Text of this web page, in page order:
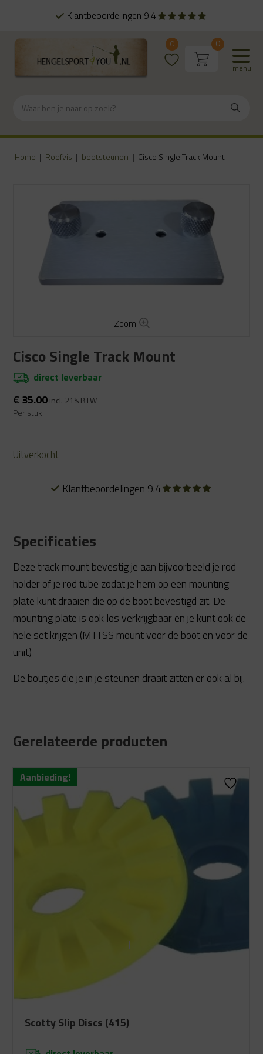
Klantbeoordelingen 9.4
menu
0 0
Home | Roofvis | bootsteunen | Cisco Single Track Mount
Zoom
Cisco Single Track Mount
direct leverbaar
€ 35.00incl. 21% BTW
Per stuk
Uitverkocht
Klantbeoordelingen 9.4
Specificaties
Deze track mount bevestig je aan bijvoorbeeld je rod
holder of je rod tube zodat je hem op een mounting
plate kunt draaien die op de boot bevestigd zit. De
mounting plate is ook los verkrijgbaar en je kunt ook de
hele set krijgen (MTTSS mount voor de boot en voor de
unit)
De boutjes die je in je steunen draait zitten er ook al bij.
Gerelateerde producten
Scotty Slip Discs (415)
Aanbieding!